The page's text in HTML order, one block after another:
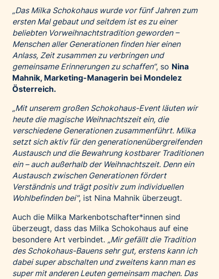
„Das Milka Schokohaus wurde vor fünf Jahren zum
ersten Mal gebaut und seitdem ist es zu einer
beliebten Vorweihnachtstradition geworden –
Menschen aller Generationen finden hier einen
Anlass, Zeit zusammen zu verbringen und
gemeinsame Erinnerungen zu schaffen“, so Nina
Mahnik, Marketing-Managerin bei Mondelez
Österreich.
„Mit unserem großen Schokohaus-Event läuten wir
heute die magische Weihnachtszeit ein, die
verschiedene Generationen zusammenführt. Milka
setzt sich aktiv für den generationenübergreifenden
Austausch und die Bewahrung kostbarer Traditionen
ein – auch außerhalb der Weihnachtszeit. Denn ein
Austausch zwischen Generationen fördert
Verständnis und trägt positiv zum individuellen
Wohlbefinden bei", ist Nina Mahnik überzeugt.
Auch die Milka Markenbotschafter*innen sind
überzeugt, dass das Milka Schokohaus auf eine
besondere Art verbindet. „Mir gefällt die Tradition
des Schokohaus-Bauens sehr gut, erstens kann ich
dabei super abschalten und zweitens kann man es
super mit anderen Leuten gemeinsam machen. Das